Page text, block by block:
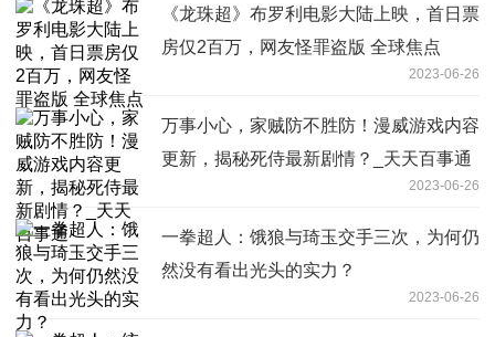
《龙珠超》布罗利电影大陆上映，首日票
房仅2百万，网友怪罪盗版 全球焦点
2023-06-26
万事小心，家贼防不胜防！漫威游戏内容
更新，揭秘死侍最新剧情？_天天百事通
2023-06-26
一拳超人：饿狼与琦玉交手三次，为何仍
然没有看出光头的实力？
2023-06-26